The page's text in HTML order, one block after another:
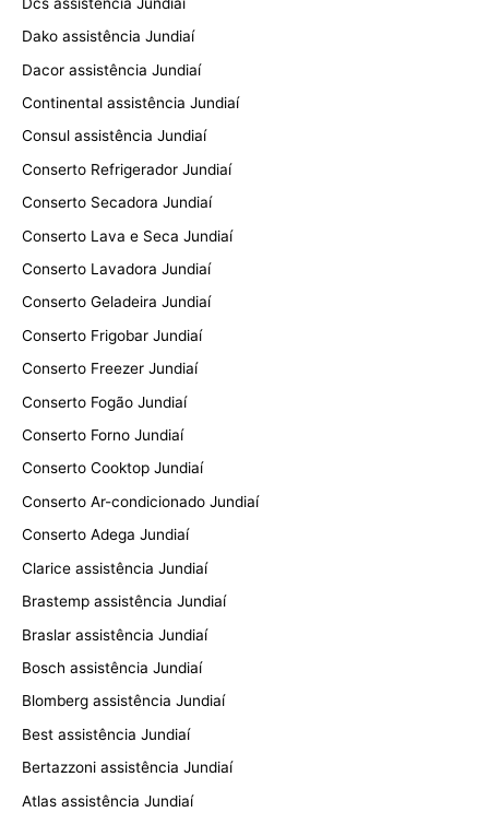
Dako assistência Jundiaí
Dacor assistência Jundiaí
Continental assistência Jundiaí
Consul assistência Jundiaí
Conserto Refrigerador Jundiaí
Conserto Secadora Jundiaí
Conserto Lava e Seca Jundiaí
Conserto Lavadora Jundiaí
Conserto Geladeira Jundiaí
Conserto Frigobar Jundiaí
Conserto Freezer Jundiaí
Conserto Fogão Jundiaí
Conserto Forno Jundiaí
Conserto Cooktop Jundiaí
Conserto Ar-condicionado Jundiaí
Conserto Adega Jundiaí
Clarice assistência Jundiaí
Brastemp assistência Jundiaí
Braslar assistência Jundiaí
Bosch assistência Jundiaí
Blomberg assistência Jundiaí
Best assistência Jundiaí
Bertazzoni assistência Jundiaí
Atlas assistência Jundiaí